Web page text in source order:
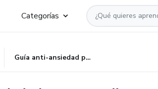
Categorías
Guía anti-ansiedad para estudiantes universitarios